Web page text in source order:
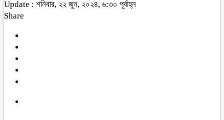
Update : শনিবার, ২২ জুন, ২০২৪, ৬:৩০ পূর্বাহ্ন
Share